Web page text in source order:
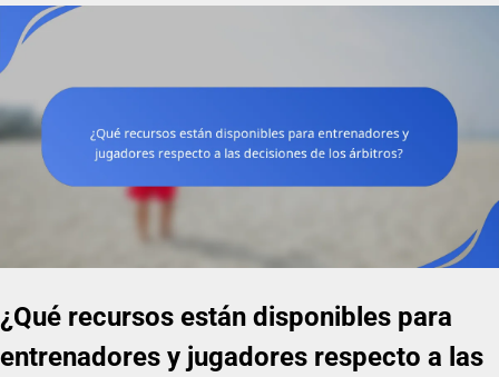
¿Qué recursos están disponibles para
entrenadores y jugadores respecto a las